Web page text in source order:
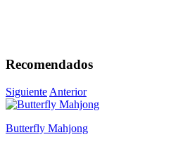
Recomendados
Siguiente Anterior
Butterfly Mahjong